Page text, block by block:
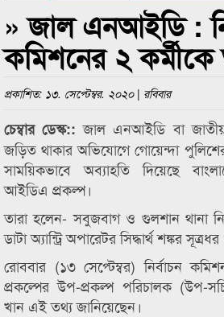
সিলেটে
» জাল এনআইডি :
কমিশনের ২ কর্মীকে
প্রকাশিত: ১৩. সেপ্টেম্বর. ২০২০ | রবিবার
চেম্বার ডেস্ক::জাল এনআইডি বা জাতীয়
জড়িত থাকার অভিযোগে গোয়েন্দা পুলিশের
সাময়িকভাবে অব্যাহতি দিয়েছে
আইডিএ প্রকল্প।
তারা হলেন- সবুজবাগ ও গুলশান থানা
ডাটা অ্যান্ট্রি অপারেটর সিদ্ধার্থ শঙ্কর
রোববার (১৩ সেপ্টেম্বর) নির্বাচন
প্রকল্পের উপ-প্রকল্প পরিচালক (উপ-
খান এই তথ্য জানিয়েছেন।